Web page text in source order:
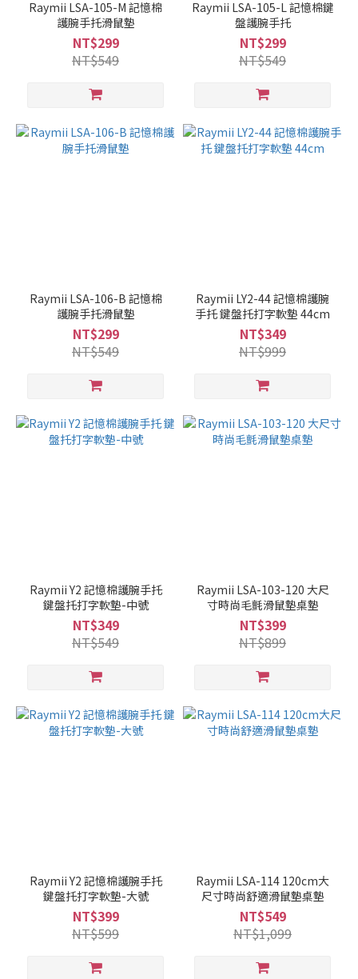
Raymii LSA-105-M 記憶棉
護腕手托滑鼠墊
NT$299
NT$549
Raymii LSA-105-L 記憶棉鍵
盤護腕手托
NT$299
NT$549
Raymii LSA-106-B 記憶棉
護腕手托滑鼠墊
NT$299
NT$549
Raymii LY2-44 記憶棉護腕
手托 鍵盤托打字軟墊 44cm
NT$349
NT$999
Raymii Y2 記憶棉護腕手托
鍵盤托打字軟墊-中號
NT$349
NT$549
Raymii LSA-103-120 大尺
寸時尚毛氈滑鼠墊桌墊
NT$399
NT$899
Raymii Y2 記憶棉護腕手托
鍵盤托打字軟墊-大號
NT$399
NT$599
Raymii LSA-114 120cm大
尺寸時尚舒適滑鼠墊桌墊
NT$549
NT$1,099